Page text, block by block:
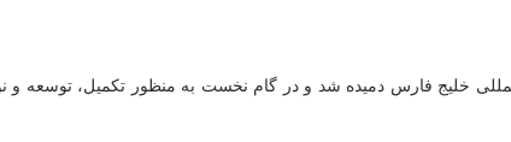
خلیج فارس دمیده شد و در گام نخست به منظور تکمیل، توسعه و